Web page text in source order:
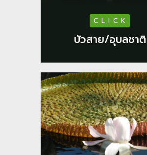
C L I C K
บัวสาย/อุบลชาติ